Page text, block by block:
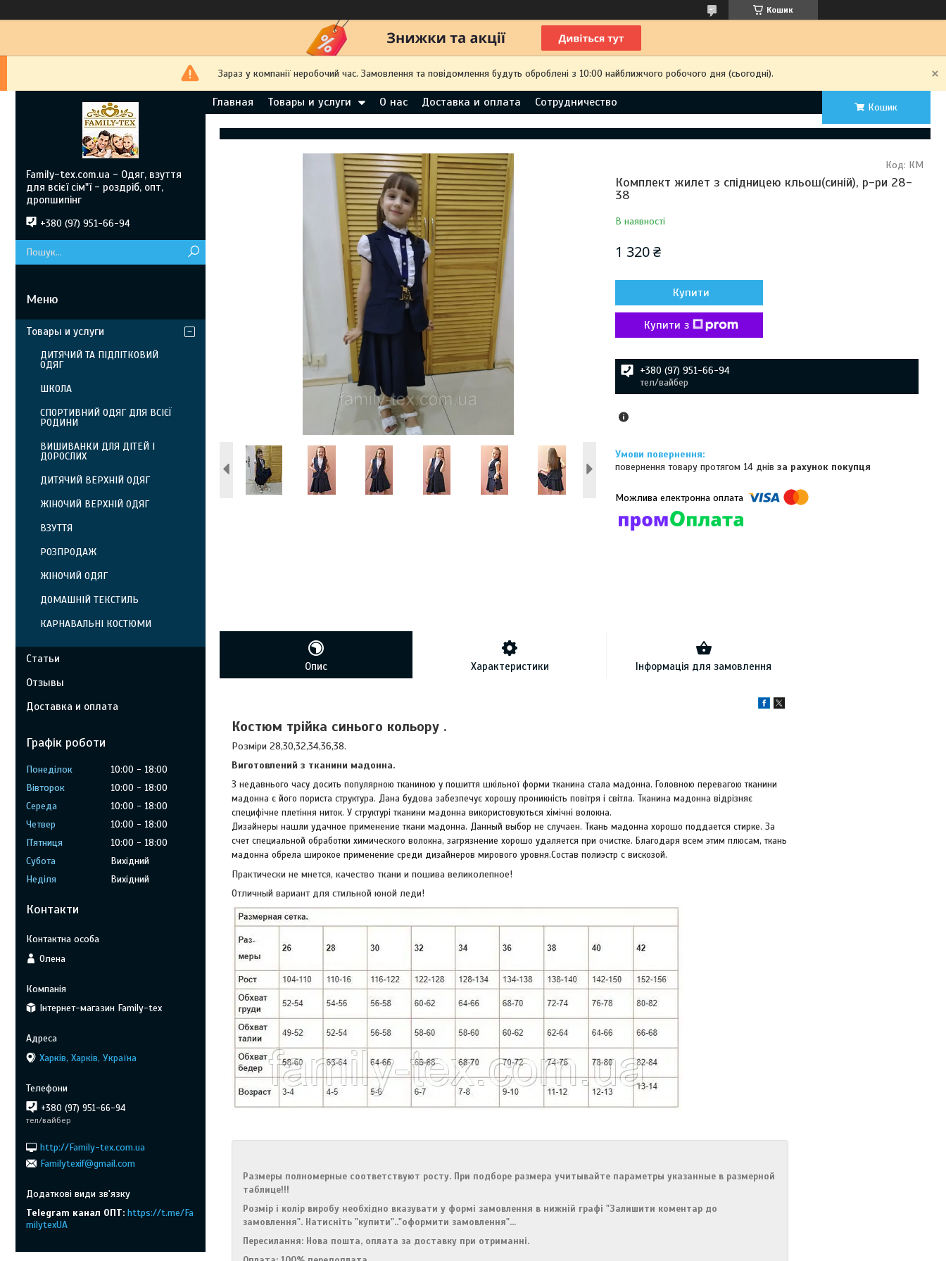
Кошик
Зараз у компанії неробочий час. Замовлення та повідомлення будуть оброблені з 10:00 найближчого робочого дня (сьогодні).
Главная Товары и услуги О нас Доставка и оплата Сотрудничество Кошик
Комплект жилет з спідницею кльош(синій), р-ри 28-
38
В наявності
Код: КМ
1 320 ₴
Купити
Купити з
+380 (97) 951-66-94
тел/вайбер
повернення товару протягом 14 днівза рахунок покупця
Опис Характеристики Інформація для замовлення
Костюм трійка синього кольору .
Розміри 28,30,32,34,36,38.
Виготовлений з тканини мадонна.
З недавнього часу досить популярною тканиною у пошиття шкільної форми тканина стала мадонна. Головною перевагою тканини
мадонна є його пориста структура. Дана будова забезпечує хорошу проникність повітря і світла. Тканина мадонна відрізняє
специфічне плетіння ниток. У структурі тканини мадонна використовуються хімічні волокна.
Дизайнеры нашли удачное применение ткани мадонна. Данный выбор не случаен. Ткань мадонна хорошо поддается стирке. За
счет специальной обработки химического волокна, загрязнение хорошо удаляется при очистке. Благодаря всем этим плюсам, ткань
мадонна обрела широкое применение среди дизайнеров мирового уровня.Состав полиэстр с вискозой.
Практически не мнется, качество ткани и пошива великолепное!
Отличный вариант для стильной юной леди!
Размеры полномерные соответствуют росту. При подборе размера учитывайте параметры указанные в размерной
таблице!!!
Розмір і колір виробу необхідно вказувати у формі замовлення в нижній графі "Залишити коментар до
замовлення". Натисніть "купити".."оформити замовлення"...
Пересилання: Нова пошта, оплата за доставку при отриманні.
Family-tex.com.ua - Одяг, взуття
для всієї сім"ї - роздріб, опт,
дропшипінг
+380 (97) 951-66-94
Товары и услуги
ДИТЯЧИЙ ТА ПІДЛІТКОВИЙ
ОДЯГ
ШКОЛА
СПОРТИВНИЙ ОДЯГ ДЛЯ ВСІЄЇ
РОДИНИ
ВИШИВАНКИ ДЛЯ ДІТЕЙ І
ДОРОСЛИХ
ДИТЯЧИЙ ВЕРХНІЙ ОДЯГ
ЖІНОЧИЙ ВЕРХНІЙ ОДЯГ
ВЗУТТЯ
РОЗПРОДАЖ
ЖІНОЧИЙ ОДЯГ
ДОМАШНІЙ ТЕКСТИЛЬ
КАРНАВАЛЬНІ КОСТЮМИ
Статьи
Отзывы
Доставка и оплата
Графік роботи
Понеділок 10:00
18:00
Вівторок
10:00
18:00
Середа
10:00
18:00
Четвер
10:00
18:00
Пʼятниця
10:00
18:00
Субота
Вихідний
Неділя
Вихідний
Контакти
Олена
Інтернет-магазин Family-tex
Харків, Харків, Україна
+380 (97) 951-66-94
тел/вайбер
http://Family-tex.com.ua
Familytexif@gmail.com
Telegram канал ОПТ https://t.me/Fa
milytexUA